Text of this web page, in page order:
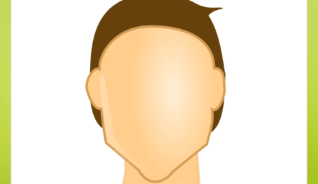
Peter Paanakker, Groningen, NED
Physiotherapeut | 30 Jahre Erfahrung in
unterschiedlichen Meditationstraditionen |
20 Jahre Berufserfahrung als Selbstständiger
in der Wirtschaft | gefragter Referent im
Benediktushof, Zentrum für Achtsamkeit
und Meditation in Würzburg | seit über 20
Jahren erfolgreicher Coach, Berater und
Trainer in Organisationen und Unternehmen